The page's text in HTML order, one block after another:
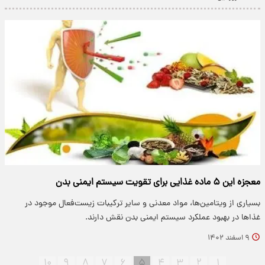
معجزه این ۵ ماده غذایی برای تقویت سیستم ایمنی بدن
بسیاری از ویتامین‌ها، مواد معدنی و سایر ترکیبات زیست‌فعال موجود در
غذاها در بهبود عملکرد سیستم ایمنی بدن نقش دارند.
۹ اسفند ۱۴۰۲